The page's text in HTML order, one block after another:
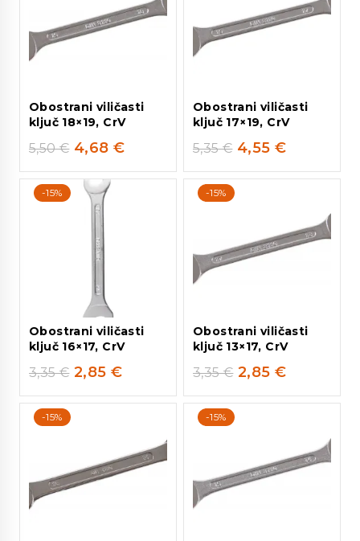
Obostrani viličasti
ključ 18×19, CrV
5,50€ 4,68 €
Obostrani viličasti
ključ 17×19, CrV
5,35€ 4,55 €
-15%
Obostrani viličasti
ključ 16×17, CrV
3,35€ 2,85 €
-15%
Obostrani viličasti
ključ 13×17, CrV
3,35€ 2,85 €
-15% -15%